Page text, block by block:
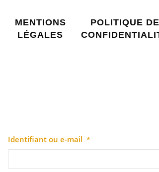
MENTIONS
LÉGALES
POLITIQUE DE
Identifiant ou e-mail *